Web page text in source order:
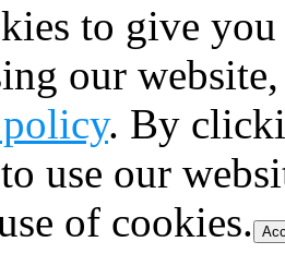
to give
our
. By
use our
of cookies.